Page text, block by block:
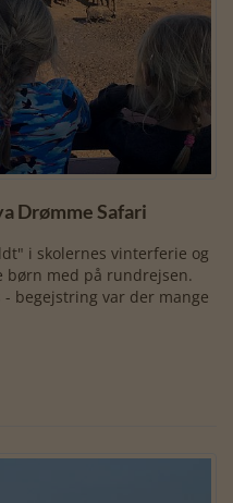
Drømme Safari
i skolernes vinterferie og
børn med på rundrejsen.
- begejstring var der mange